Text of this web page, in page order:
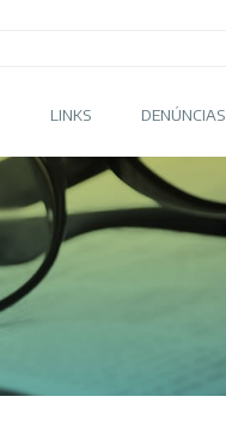
LINKS DENÚNCIAS